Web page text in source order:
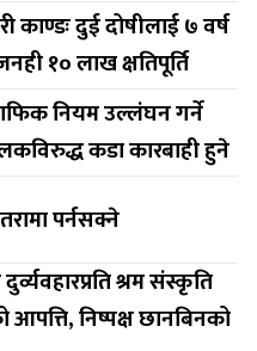
दुई दोषीलाई ७ वर्ष
१० लाख क्षतिपूर्ति
नियम उल्लंघन गर्ने
कडा कारबाही हुने
पर्नसक्ने
श्रम संस्कृति
आपत्ति, निष्पक्ष छानबिनको